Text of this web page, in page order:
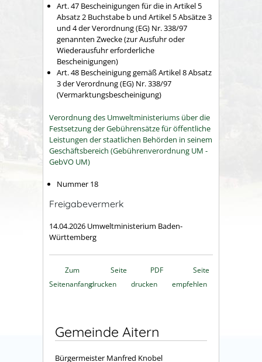
Art. 47 Bescheinigungen für die in Artikel 5
Absatz 2 Buchstabe b und Artikel 5 Absätze 3
und 4 der Verordnung (EG) Nr. 338/97
genannten Zwecke (zur Ausfuhr oder
Wiederausfuhr erforderliche
Bescheinigungen)
Art. 48 Bescheinigung gemäß Artikel 8 Absatz
3 der Verordnung (EG) Nr. 338/97
(Vermarktungsbescheinigung)
Verordnung des Umweltministeriums über die
Festsetzung der Gebührensätze für öffentliche
Leistungen der staatlichen Behörden in seinem
Geschäftsbereich (Gebührenverordnung UM -
GebVO UM)
Nummer 18
Freigabevermerk
14.04.2026 Umweltministerium Baden-
Württemberg
Zum
Seitenanfang
Seite
drucken
PDF
drucken
Seite
empfehlen
Gemeinde Aitern
Bürgermeister Manfred Knobel